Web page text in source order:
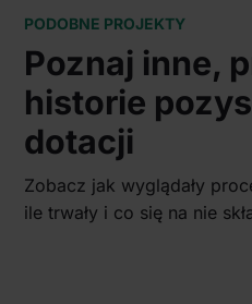
PODOBNE PROJEKTY
Poznaj inne,
historie
dotacji
Zobacz jak wyglądały
ile trwały i co się na nie